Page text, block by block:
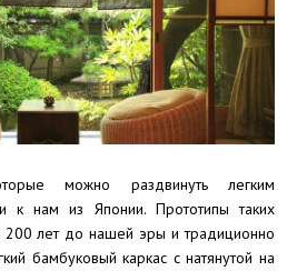
можно раздвинуть легким
к нам из Японии. Прототипы таких
200 лет до нашей эры и традиционно
бамбуковый каркас с натянутой на